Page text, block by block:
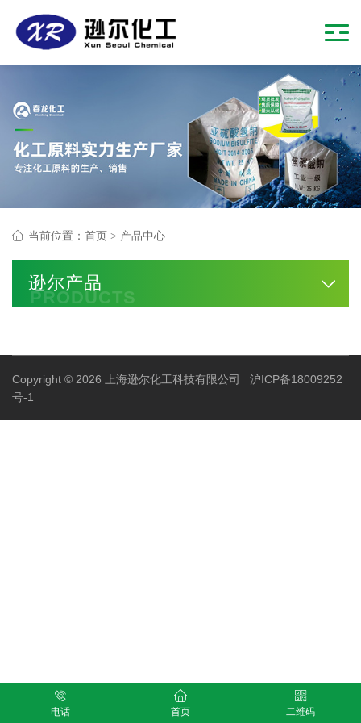
当前位置： 首页 > 产品中心
逊尔产品
PRODUCTS
Copyright © 2026 上海逊尔化工科技有限公司 沪ICP备18009252
号-1
电话 首页 二维码